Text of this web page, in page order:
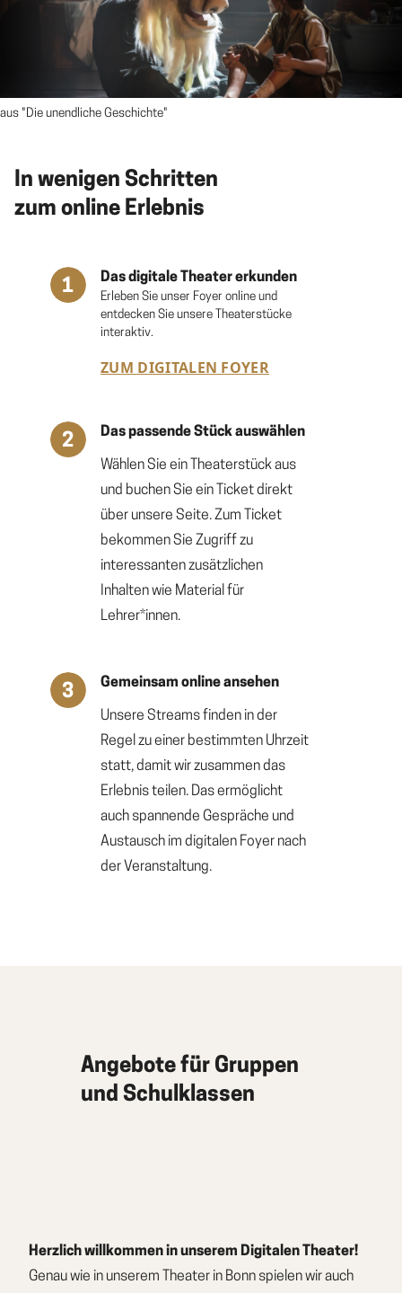
aus "Die unendliche Geschichte"
In wenigen Schritten
zum online Erlebnis
Das digitale Theater erkunden
Erleben Sie unser Foyer online und
entdecken Sie unsere Theaterstücke
interaktiv.
ZUM DIGITALEN FOYER
Das passende Stück auswählen
Wählen Sie ein Theaterstück aus
und buchen Sie ein Ticket direkt
über unsere Seite. Zum Ticket
bekommen Sie Zugriff zu
interessanten zusätzlichen
Inhalten wie Material für
Lehrer*innen.
Gemeinsam online ansehen
Unsere Streams finden in der
Regel zu einer bestimmten Uhrzeit
statt, damit wir zusammen das
Erlebnis teilen. Das ermöglicht
auch spannende Gespräche und
Austausch im digitalen Foyer nach
der Veranstaltung.
Angebote für Gruppen
und Schulklassen
Herzlich willkommen in unserem Digitalen Theater!
Genau wie in unserem Theater in Bonn spielen wir auch